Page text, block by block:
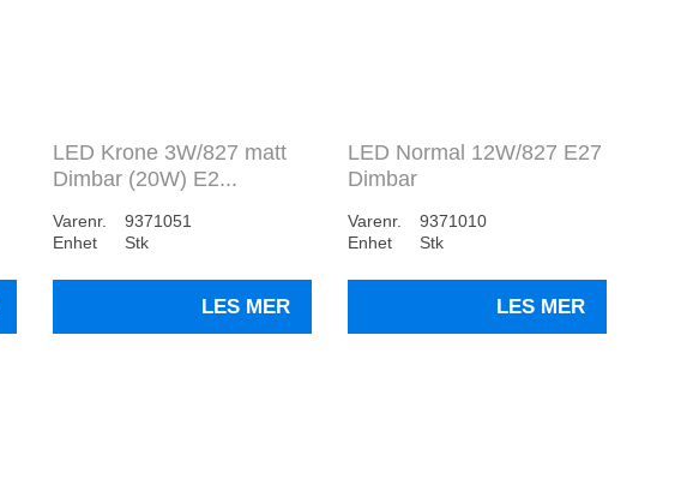
LED Krone 3W/827 matt
Dimbar (20W) E2...
Varenr.
9371051
Enhet
Stk
LES MER
LED Normal 12W/827 E27
Dimbar
Varenr.
9371010
Enhet
Stk
LES MER